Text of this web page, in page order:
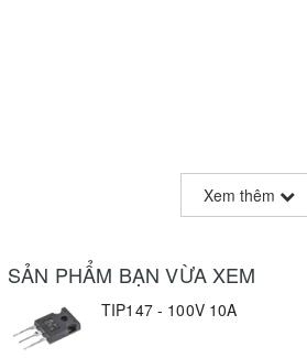
Xem thêm
SẢN PHẨM BẠN VỪA XEM
TIP147 - 100V 10A